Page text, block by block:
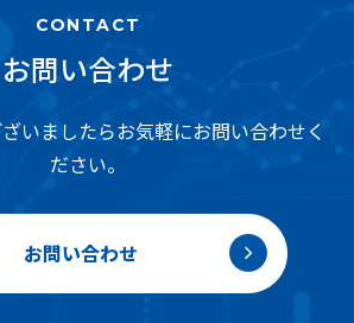
CONTACT
お問い合わせ
いましたらお気軽にお問い合わせく
ださい。
お問い合わせ